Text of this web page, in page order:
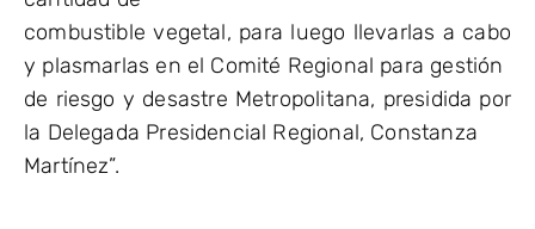
combustible vegetal, para luego llevarlas a cabo
y plasmarlas en el Comité Regional para gestión
de riesgo y desastre Metropolitana, presidida por
la Delegada Presidencial Regional, Constanza
Martínez”.